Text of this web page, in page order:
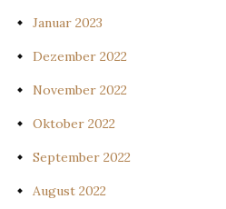
Januar 2023
Dezember 2022
November 2022
Oktober 2022
September 2022
August 2022